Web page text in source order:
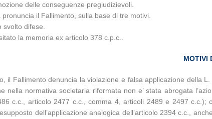
delle conseguenze pregiudizievoli.
il Fallimento, sulla base di tre motivi.
difese.
la memoria ex articolo 378 c.p.c..
MOTIVI
il Fallimento denuncia la violazione e falsa applicazione della
nella normativa societaria riformata non e’ stata abrogata
c.c., articolo 2477 c.c., comma 4, articoli 2489 e 2497 c.c.);
dell’applicazione analogica dell’articolo 2394 c.c.,